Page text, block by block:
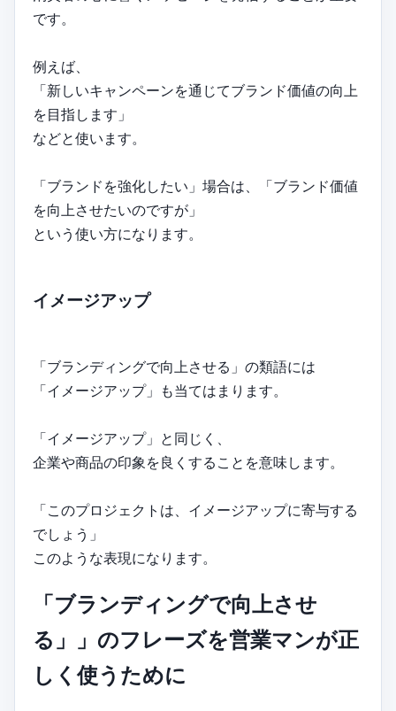
です。
例えば、
「新しいキャンペーンを通じてブランド価値の向上
を目指します」
などと使います。
「ブランドを強化したい」場合は、「ブランド価値
を向上させたいのですが」
という使い方になります。
イメージアップ
「ブランディングで向上させる」の類語には
「イメージアップ」も当てはまります。
「イメージアップ」と同じく、
企業や商品の印象を良くすることを意味します。
「このプロジェクトは、イメージアップに寄与する
でしょう」
このような表現になります。
「ブランディングで向上させ
る」」のフレーズを営業マンが正
しく使うために